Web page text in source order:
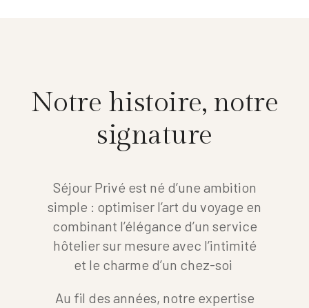
Notre histoire, notre
signature
Séjour Privé est né d’une ambition
simple : optimiser l’art du voyage en
combinant l’élégance d’un service
hôtelier sur mesure avec l’intimité
et le charme d’un chez-soi
Au fil des années, notre expertise